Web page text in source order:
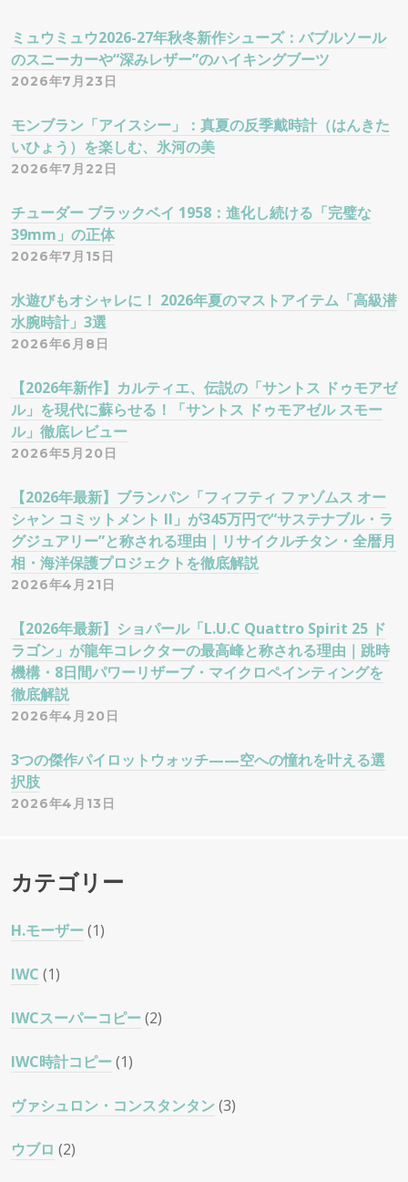
ミュウミュウ2026-27年秋冬新作シューズ：バブルソール
のスニーカーや“深みレザー”のハイキングブーツ
2026年7月23日
モンブラン「アイスシー」：真夏の反季戴時計（はんきた
いひょう）を楽しむ、氷河の美
2026年7月22日
チューダー ブラックベイ 1958：進化し続ける「完璧な
39mm」の正体
2026年7月15日
水遊びもオシャレに！ 2026年夏のマストアイテム「高級潜
水腕時計」3選
2026年6月8日
【2026年新作】カルティエ、伝説の「サントス ドゥモアゼ
ル」を現代に蘇らせる！「サントス ドゥモアゼル スモー
ル」徹底レビュー
2026年5月20日
【2026年最新】ブランパン「フィフティ ファゾムス オー
シャン コミットメント II」が345万円で“サステナブル・ラ
グジュアリー”と称される理由｜リサイクルチタン・全暦月
相・海洋保護プロジェクトを徹底解説
2026年4月21日
【2026年最新】ショパール「L.U.C Quattro Spirit 25 ド
ラゴン」が龍年コレクターの最高峰と称される理由｜跳時
機構・8日間パワーリザーブ・マイクロペインティングを
徹底解説
2026年4月20日
3つの傑作パイロットウォッチ——空への憧れを叶える選
択肢
2026年4月13日
カテゴリー
H.モーザー(1)
IWC (1)
IWCスーパーコピー(2)
IWC時計コピー(1)
ヴァシュロン・コンスタンタン (3)
ウブロ (2)